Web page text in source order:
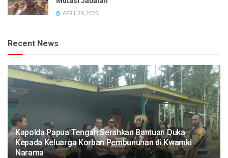
APRIL 29, 2025
Recent News
Kapolda Papua Tengah Serahkan Bantuan Duka
Kepada Keluarga Korban Pembunuhan di Kwamki
Narama